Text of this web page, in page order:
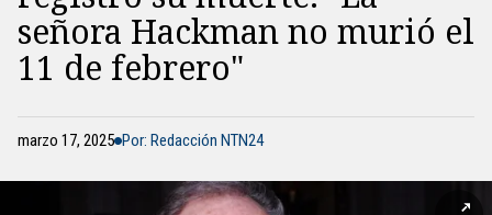
señora Hackman no murió el
11 de febrero"
marzo 17, 2025 Por: Redacción NTN24